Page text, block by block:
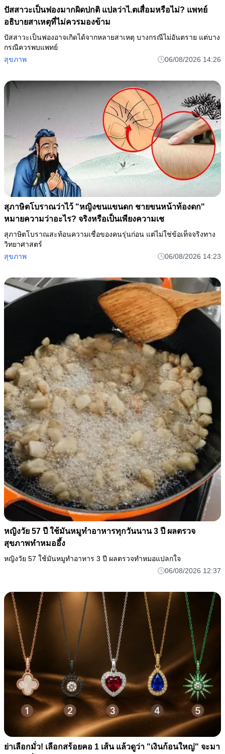
ปัสสาวะเป็นฟองมากผิดปกติ แปลว่าไ.ตเสื่อมหรือไม่? แพทย์
อธิบายสาเหตุที่ไม่ควรมองข้าม
ปัสสาวะเป็นฟองอาจเกิดได้จากหลายสาเหตุ บางกรณีไม่อันตราย แต่บาง
กรณีควรพบแพทย์
สุขภาพ
06/08/2026 14:26
สุภาษิตโบราณว่าไว้ "หญิงขนแขนดก ชายขนหน้าท้องดก"
หมายความว่าอะไร? จริงหรือเป็นเพียงความเช
สุภาษิตโบราณสะท้อนความเชื่อของคนรุ่นก่อน แต่ไม่ใช่ข้อเท็จจริงทาง
วิทยาศาสตร์
สุขภาพ
06/08/2026 14:23
หญิงวัย 57 ปี ใช้มันหมูทำอาหารทุกวันนาน 3 ปี ผลตรวจ
สุขภาพทำหมออึ้ง
หญิงวัย 57 ใช้มันหมูทำอาหาร 3 ปี ผลตรวจทำหมอแปลกใจ
06/08/2026 12:37
ย่าเลือกมั่ว! เลือกสร้อยคอ 1 เส้น แล้วดูว่า "เงินก้อนใหญ่" จะมา